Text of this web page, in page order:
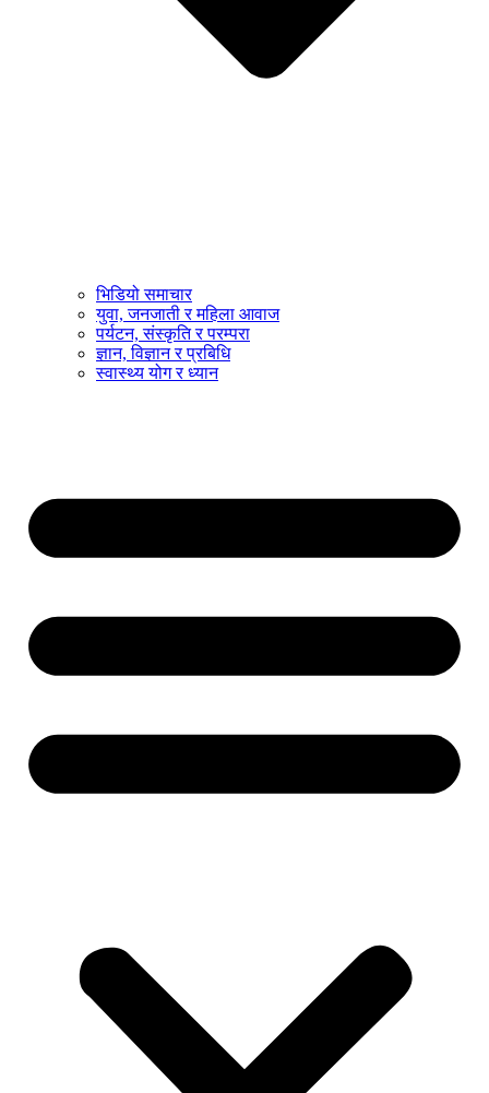
भिडियो समाचार
युवा, जनजाती र महिला आवाज
पर्यटन, संस्कृति र परम्परा
ज्ञान, विज्ञान र प्रबिधि
स्वास्थ्य योग र ध्यान